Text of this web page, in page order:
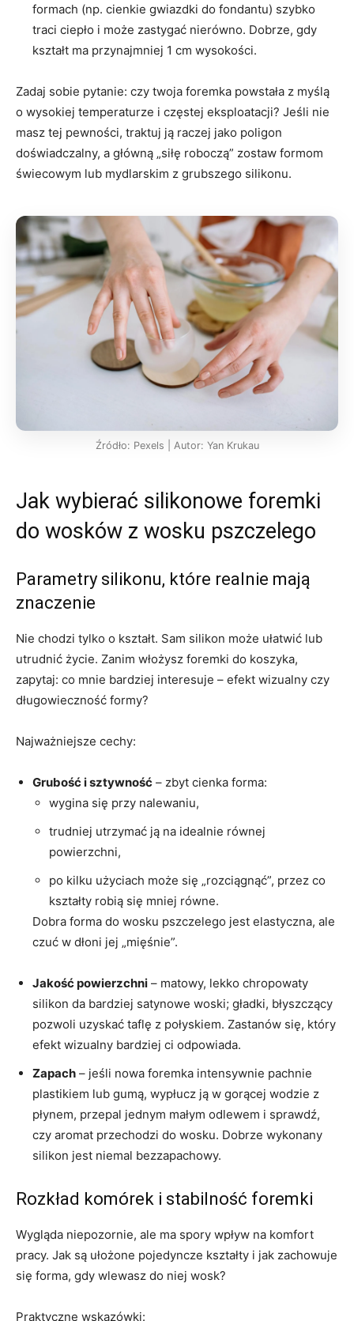
formach (np. cienkie gwiazdki do fondantu) szybko
traci ciepło i może zastygać nierówno. Dobrze, gdy
kształt ma przynajmniej 1 cm wysokości.
Zadaj sobie pytanie: czy twoja foremka powstała z myślą
o wysokiej temperaturze i częstej eksploatacji? Jeśli nie
masz tej pewności, traktuj ją raczej jako poligon
doświadczalny, a główną „siłę roboczą” zostaw formom
świecowym lub mydlarskim z grubszego silikonu.
Źródło: Pexels | Autor: Yan Krukau
Jak wybierać silikonowe foremki
do wosków z wosku pszczelego
Parametry silikonu, które realnie mają
znaczenie
Nie chodzi tylko o kształt. Sam silikon może ułatwić lub
utrudnić życie. Zanim włożysz foremki do koszyka,
zapytaj: co mnie bardziej interesuje – efekt wizualny czy
długowieczność formy?
Najważniejsze cechy:
Grubość i sztywność – zbyt cienka forma:
wygina się przy nalewaniu,
trudniej utrzymać ją na idealnie równej
powierzchni,
po kilku użyciach może się „rozciągnąć”, przez co
kształty robią się mniej równe.
Dobra forma do wosku pszczelego jest elastyczna, ale
czuć w dłoni jej „mięśnie”.
Jakość powierzchni – matowy, lekko chropowaty
silikon da bardziej satynowe woski; gładki, błyszczący
pozwoli uzyskać taflę z połyskiem. Zastanów się, który
efekt wizualny bardziej ci odpowiada.
Zapach – jeśli nowa foremka intensywnie pachnie
plastikiem lub gumą, wypłucz ją w gorącej wodzie z
płynem, przepal jednym małym odlewem i sprawdź,
czy aromat przechodzi do wosku. Dobrze wykonany
silikon jest niemal bezzapachowy.
Rozkład komórek i stabilność foremki
Wygląda niepozornie, ale ma spory wpływ na komfort
pracy. Jak są ułożone pojedyncze kształty i jak zachowuje
się forma, gdy wlewasz do niej wosk?
Praktyczne wskazówki: